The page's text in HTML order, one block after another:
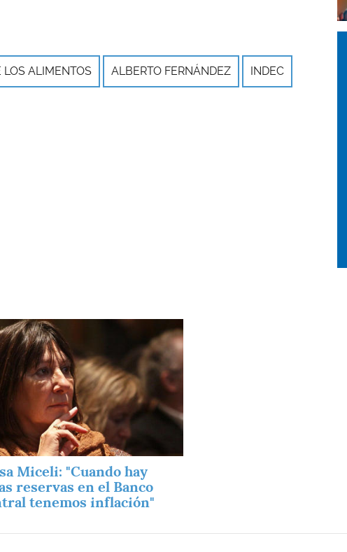
LOS ALIMENTOS ALBERTO FERNÁNDEZ INDEC
Miceli: "Cuando hay
reservas en el Banco
tenemos inflación"